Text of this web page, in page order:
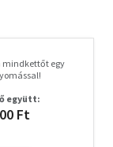
mindkettőt egy
együtt:
Ft